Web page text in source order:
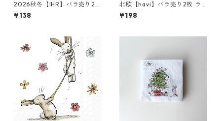
2026秋冬【IHR】バラ売り2枚
ランチサイズ ペーパーナプキ
ン CATS IN THE TREE ホワイ
¥138
北欧【havi】バラ売り2枚 ラ
ンチサイズ ペーパーナプキン
Granville ブルーxグリーン Wi
¥198